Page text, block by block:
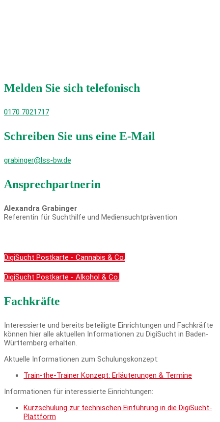
Melden Sie sich telefonisch
0170 7021717
Schreiben Sie uns eine E-Mail
grabinger@lss-bw.de
Ansprechpartnerin
Alexandra Grabinger
Referentin für Suchthilfe und Mediensuchtprävention
DigiSucht Postkarte - Cannabis & Co.
DigiSucht Postkarte - Alkohol & Co.
Fachkräfte
Interessierte und bereits beteiligte Einrichtungen und Fachkräfte
können hier alle aktuellen Informationen zu DigiSucht in Baden-
Württemberg erhalten.
Aktuelle Informationen zum Schulungskonzept:
Train-the-Trainer Konzept: Erläuterungen & Termine
Informationen für interessierte Einrichtungen:
Kurzschulung zur technischen Einführung in die DigiSucht-
Plattform